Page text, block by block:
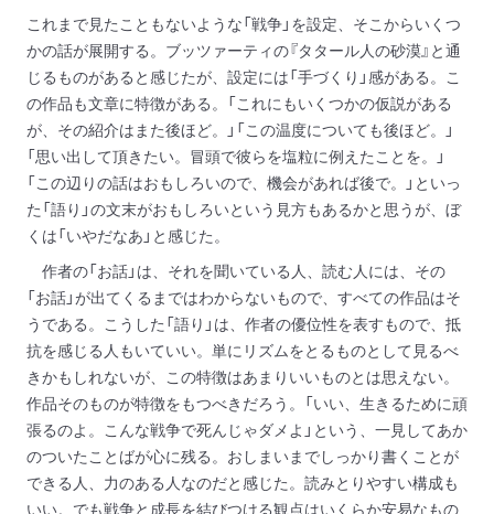
これまで見たこともないような「戦争」を設定、そこからいくつ
かの話が展開する。ブッツァーティの『タタール人の砂漠』と通
じるものがあると感じたが、設定には「手づくり」感がある。こ
の作品も文章に特徴がある。「これにもいくつかの仮説がある
が、その紹介はまた後ほど。」「この温度についても後ほど。」
「思い出して頂きたい。冒頭で彼らを塩粒に例えたことを。」
「この辺りの話はおもしろいので、機会があれば後で。」といっ
た「語り」の文末がおもしろいという見方もあるかと思うが、ぼ
くは「いやだなあ」と感じた。
作者の「お話」は、それを聞いている人、読む人には、その
「お話」が出てくるまではわからないもので、すべての作品はそ
うである。こうした「語り」は、作者の優位性を表すもので、抵
抗を感じる人もいていい。単にリズムをとるものとして見るべ
きかもしれないが、この特徴はあまりいいものとは思えない。
作品そのものが特徴をもつべきだろう。「いい、生きるために頑
張るのよ。こんな戦争で死んじゃダメよ」という、一見してあか
のついたことばが心に残る。おしまいまでしっかり書くことが
できる人、力のある人なのだと感じた。読みとりやすい構成も
いい。でも戦争と成長を結びつける観点はいくらか安易なもの